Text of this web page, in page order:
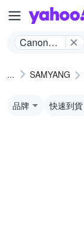
Canon專
SAMYANG
品牌 快速到貨